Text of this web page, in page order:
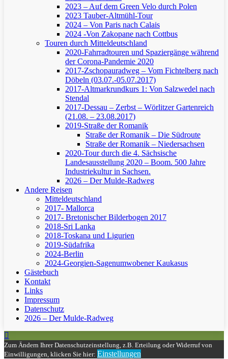
2023 – Auf dem Green Velo durch Polen
2023 Tauber-Altmühl-Tour
2024 – Von Paris nach Calais
2024 -Von Zakopane nach Cottbus
Touren durch Mitteldeutschland
2020-Fahrradtouren und Spaziergänge während
der Corona-Pandemie 2020
2017-Zschopauradweg – Vom Fichtelberg nach
Döbeln (03.07.-05.07.2017)
2017-Altmarkrundkurs 1: Von Salzwedel nach
Stendal
2017-Dessau – Zerbst – Wörlitzer Gartenreich
(21.08. – 23.08.2017)
2019-Straße der Romanik
Straße der Romanik – Die Südroute
Straße der Romanik – Niedersachsen
2020-Tour durch die 4. Sächsische
Landesausstellung 2020 – Boom. 500 Jahre
Industriekultur in Sachsen.
2026 – Der Mulde-Radweg
Andere Reisen
Mitteldeutschland
2017- Mallorca
2017- Bretonischer Bilderbogen 2017
2018-Sri Lanka
2018-Toskana und Ligurien
2019-Südafrika
2024-Berlin
2024-Georgien-Sagenumwobener Kaukasus
Gästebuch
Kontakt
Links
Impressum
Datenschutz
2026 – Der Mulde-Radweg
Zum Ändern Ihrer Datenschutzeinstellung, z.B. Erteilung oder Widerruf von
Einwilligungen, klicken Sie hier: Einstellungen